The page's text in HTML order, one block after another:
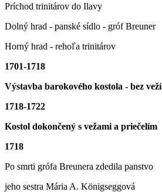
Príchod trinitárov do Ilavy
Dolný hrad - panské sídlo - gróf Breuner
Horný hrad - rehoľa trinitárov
1701-1718
Výstavba barokového kostola - bez veží
1718-1722
Kostol dokončený s vežami a priečelím
1718
Po smrti grófa Breunera zdedila panstvo
jeho sestra Mária A. Kӧnigseggová